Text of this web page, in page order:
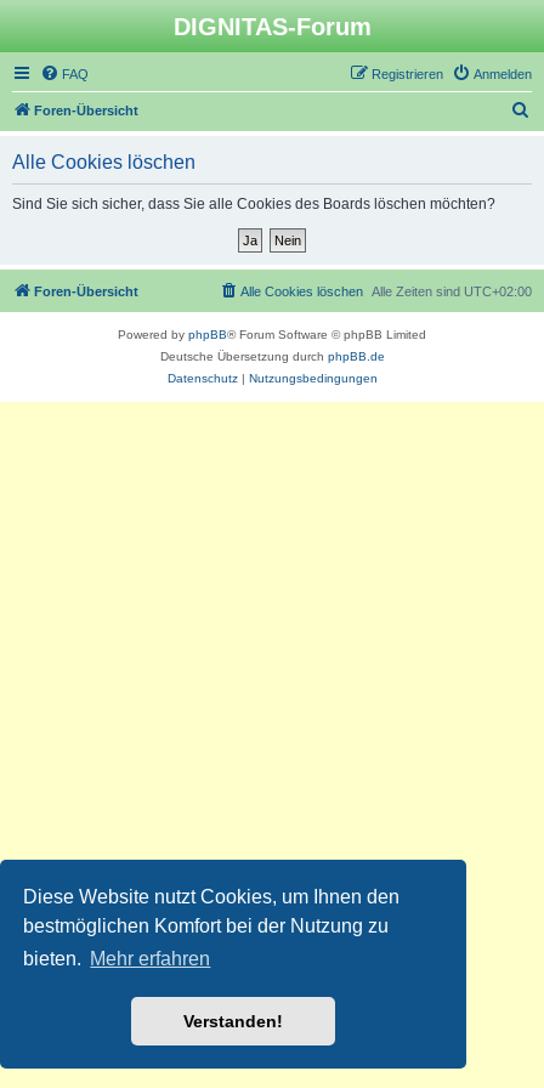
Diese Website nutzt Cookies, um Ihnen den
bestmöglichen Komfort bei der Nutzung zu
bieten. Mehr erfahren
Verstanden!
DIGNITAS-Forum
FAQ Anmelden
Registrieren
Foren-Übersicht
Alle Cookies löschen
Sind Sie sich sicher, dass Sie alle Cookies des Boards löschen möchten?
Foren-Übersicht Alle Zeiten sind UTC+02:00
Alle Cookies löschen
Powered by phpBB® Forum Software © phpBB Limited
Deutsche Übersetzung durch phpBB.de
Datenschutz| Nutzungsbedingungen